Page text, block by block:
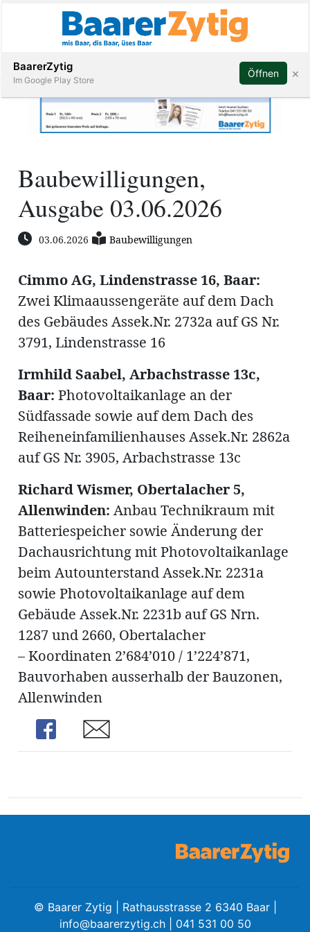
Veranstaltungen
Stellen
Amtliche
Mitteilungen
Abonnieren
Baubewilligungen,
Ausgabe 03.06.2026
03.06.2026 Baubewilligungen
Cimmo AG, Lindenstrasse 16, Baar:
Zwei Klimaaussengeräte auf dem Dach
des Gebäudes Assek.Nr. 2732a auf GS Nr.
3791, Lindenstrasse 16
Irmhild Saabel, Arbachstrasse 13c,
Baar: Photovoltaikanlage an der
Südfassade sowie auf dem Dach des
Reiheneinfamilienhauses Assek.Nr. 2862a
auf GS Nr. 3905, Arbachstrasse 13c
Richard Wismer, Obertalacher 5,
Allenwinden: Anbau Technikraum mit
Batteriespeicher sowie Änderung der
Dachausrichtung mit Photovoltaikanlage
beim Autounterstand Assek.Nr. 2231a
sowie Photovoltaikanlage auf dem
Gebäude Assek.Nr. 2231b auf GS Nrn.
1287 und 2660, Obertalacher
– Koordinaten 2’684’010 / 1’224’871,
Bauvorhaben ausserhalb der Bauzonen,
Allenwinden
Share
Share
© Baarer Zytig | Rathausstrasse 2 6340 Baar |
info@baarerzytig.ch| 041 531 00 50
BaarerZytig
Im Google Play Store
Öffnen ×